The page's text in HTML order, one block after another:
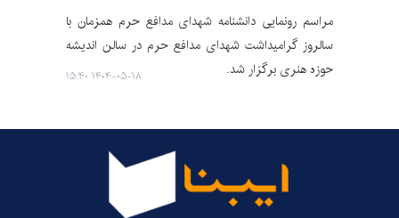
مراسم رونمایی دانشنامه شهدای مدافع حرم همزمان با
سالروز گرامیداشت شهدای مدافع حرم در سالن اندیشه
حوزه هنری برگزار شد.
۱۴۰۴-۰۵-۱۸ ۱۵:۴۰